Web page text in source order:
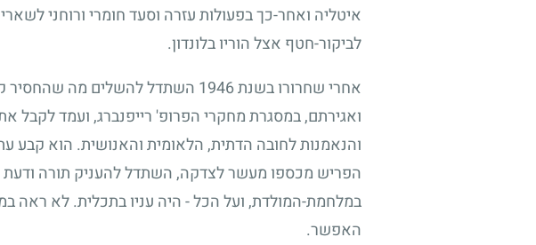
איטליה ואחר-כך בפעולות עזרה וסעד חומרי ורוחני
לביקור-חטף אצל הוריו בלונדון.
אחרי שחרורו בשנת1946 השתדל להשלים מה שהחסיר
ואגירתם, במסגרת מחקרי הפרופ' רייפנברג, ועמד לקבל
והנאמנות לחובה הדתית, הלאומית והאנושית. הוא קבע
הפריש מכספו מעשר לצדקה, השתדל להעניק תורה ודעת
במלחמת-המולדת, ועל הכל - היה עניו בתכלית. לא ראה
האפשר.